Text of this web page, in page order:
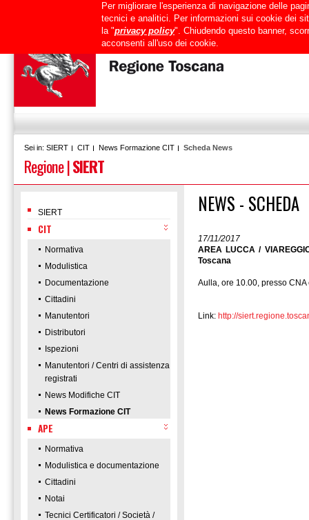
Mappa del sito RTRT Intranet
Sei in: SIERT CIT News Formazione CIT Scheda News
Regione|SIERT
SIERT
CIT
Normativa
Modulistica
Documentazione
Cittadini
Manutentori
Distributori
Ispezioni
Manutentori / Centri di assistenza
registrati
News Modifiche CIT
News Formazione CIT
APE
Normativa
Modulistica e documentazione
Cittadini
Notai
Tecnici Certificatori / Società /
NEWS - SCHEDA
17/11/2017
AREA LUCCA /
Toscana
Aulla, ore 10.00, presso
Link: http://
Per migliorare l'esperienza di navigazione delle
tecnici e analitici. Per informazioni sui cookie dei
la "privacy policy". Chiudendo questo banner,
acconsenti all'uso dei cookie.